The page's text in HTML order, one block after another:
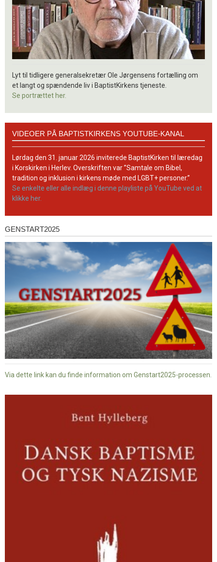
Lyt til tidligere generalsekretær Ole Jørgensens fortælling om
et langt og spændende liv i BaptistKirkens tjeneste.
Se portrættet her.
BaptistKirkens
YouTube-
kanal
VIDEOER PÅ BAPTISTKIRKENS YOUTUBE-KANAL
Lørdag den 31. januar 2026 inviterede BaptistKirken til læredag
i Korskirken i Herlev. Overskriften var ”Samtale om Bibel,
tradition og inklusion i kirkens møde med LGBT+ personer.”
Se enkelte eller alle indlæg i denne playliste på YouTube ved at
klikke her.
Genstart2025
GENSTART2025
Via dette link kan du finde information om Genstart2025-processen.